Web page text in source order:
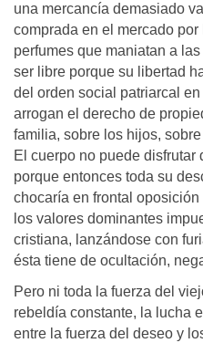
una mercancía demasiado
comprada en el mercado
perfumes que maniatan a
ser libre porque su libertad
del orden social patriarcal
arrogan el derecho de
familia, sobre los hijos,
El cuerpo no puede disfrutar
porque entonces toda su
chocaría en frontal
los valores dominantes
cristiana, lanzándose con
ésta tiene de ocultación,
Pero ni toda la fuerza del
rebeldía constante, la lucha
entre la fuerza del deseo y